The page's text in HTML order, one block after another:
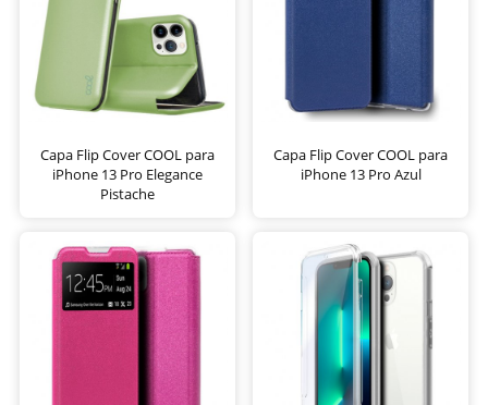
Capa Flip Cover COOL para
iPhone 13 Pro Elegance
Pistache
Capa Flip Cover COOL para
iPhone 13 Pro Azul